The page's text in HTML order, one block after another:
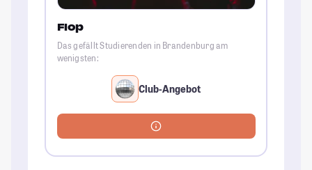
Flop
Das gefällt Studierenden in Brandenburg am
wenigsten:
Club-Angebot